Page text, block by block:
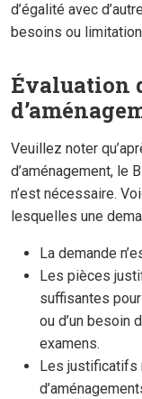
d’égalité avec
besoins ou
Évaluation
Veuillez noter
d’aménagement, le
n’est nécessaire.
lesquelles une
La demande
Les pièces
suffisantes
ou d’un besoin
examens.
Les justificatifs